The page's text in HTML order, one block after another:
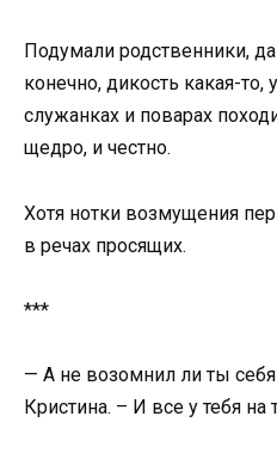
Подумали родственники,
конечно, дикость какая-то,
служанках и поварах
щедро, и честно.
Хотя нотки возмущения
в речах просящих.
***
— А не возомнил ли ты
Кристина. – И все у тебя на